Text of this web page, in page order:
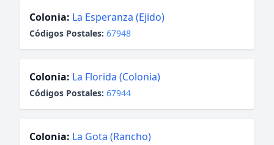
Colonia: La Esperanza (Ejido)
Códigos Postales: 67948
Colonia: La Florida (Colonia)
Códigos Postales: 67944
Colonia: La Gota (Rancho)